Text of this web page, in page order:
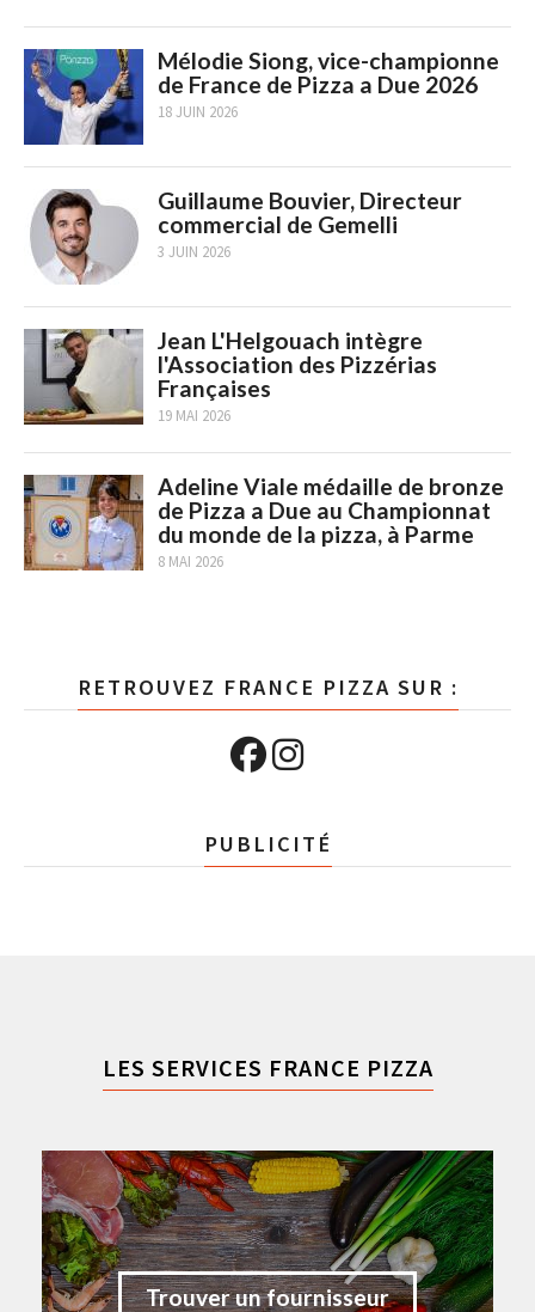
Mélodie Siong, vice-championne
de France de Pizza a Due 2026
18 JUIN 2026
Guillaume Bouvier, Directeur
commercial de Gemelli
3 JUIN 2026
Jean L'Helgouach intègre
l'Association des Pizzérias
Françaises
19 MAI 2026
Adeline Viale médaille de bronze
de Pizza a Due au Championnat
du monde de la pizza, à Parme
8 MAI 2026
RETROUVEZ FRANCE PIZZA SUR :
PUBLICITÉ
LES SERVICES FRANCE PIZZA
Trouver un fournisseur